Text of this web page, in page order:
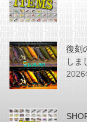
復刻
しま
2026